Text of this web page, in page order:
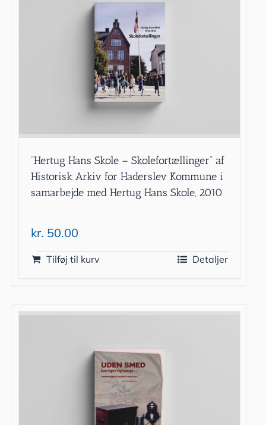
”Hertug Hans Skole – Skolefortællinger” af
Historisk Arkiv for Haderslev Kommune i
samarbejde med Hertug Hans Skole, 2010
kr. 50.00
Tilføj til kurv Detaljer